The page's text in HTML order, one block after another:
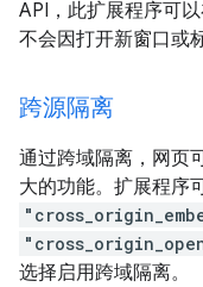
API，此扩展程序可
不会因打开新窗口或
跨源隔离
通过跨域隔离，网页
大的功能。扩展程序
选择启用跨域隔离。